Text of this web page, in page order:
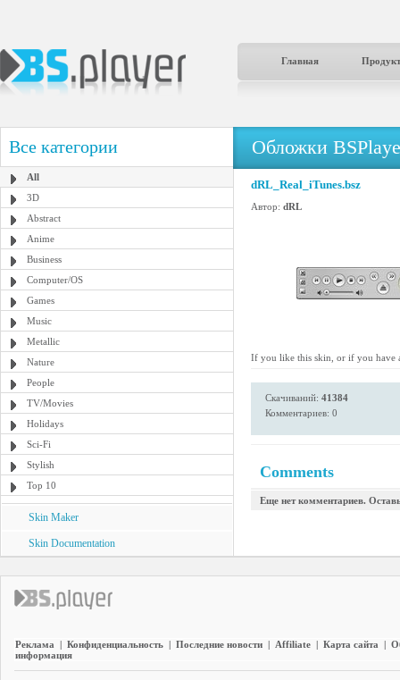
Главная
Все категории
All
3D
Abstract
Anime
Business
Computer/OS
Games
Music
Metallic
Nature
People
TV/Movies
Holidays
Sci-Fi
Stylish
Top 10
Skin Maker
Skin Documentation
Обложки
dRL_Real_iTunes.bsz
Автор: dRL
If you like this skin, or if you have
Скачиваний: 41384
Комментариев: 0
Comments
Еще нет комментариев.
Реклама | Конфиденциальность | Последние новости | Affiliate | Карта сайта |
информация